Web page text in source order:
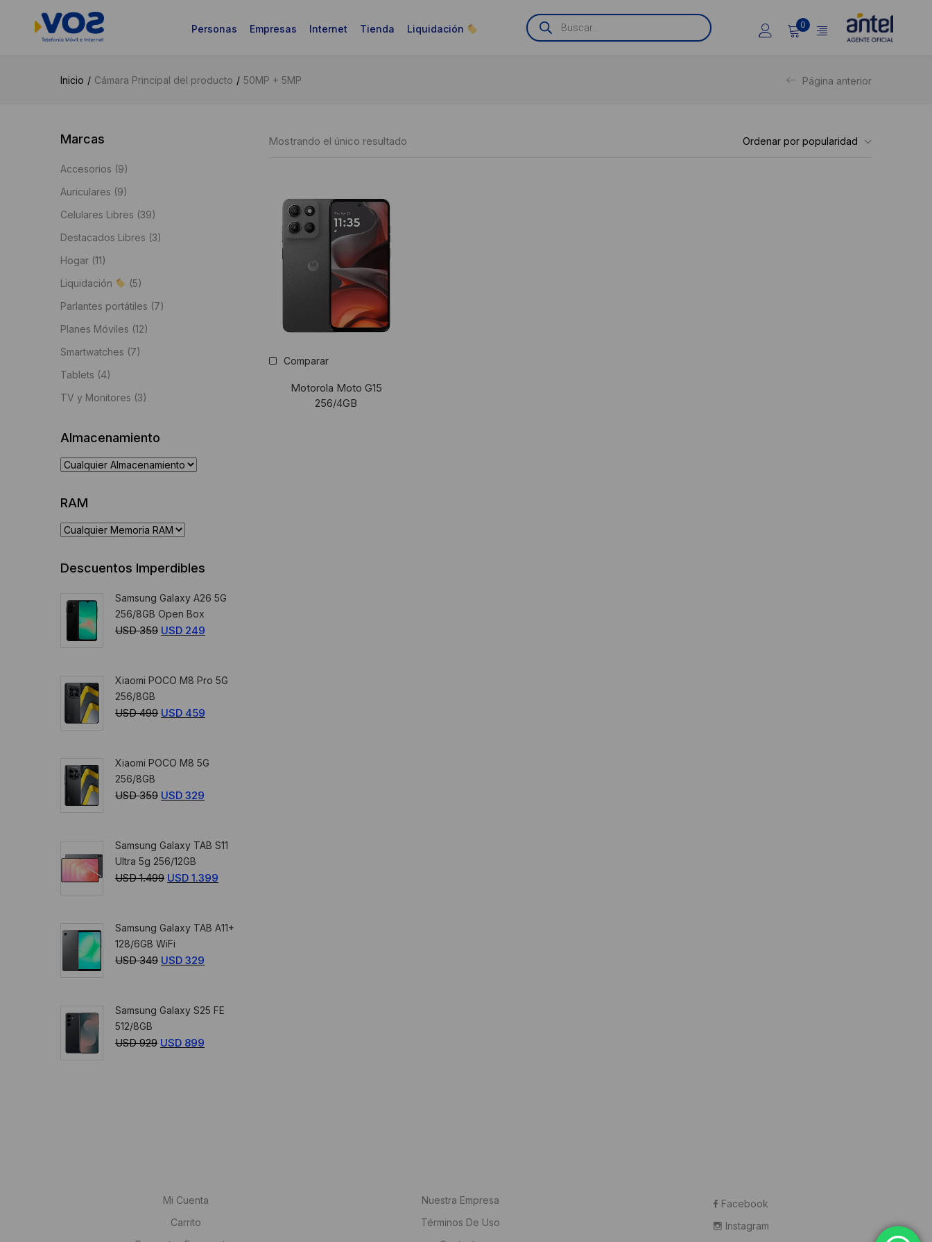
Personas Empresas Internet Tienda Liquidación
Búsqueda
de
productos
0
Inicio Cámara Principal del producto 50MP + 5MP Página anterior
Mostrando el único resultado Ordenar por popularidad
Comparar
Motorola Moto G15
256/4GB
Marcas
Accesorios (9)
Auriculares (9)
Celulares Libres (39)
Destacados Libres (3)
Hogar (11)
Liquidación
(5)
Parlantes portátiles (7)
Planes Móviles (12)
Smartwatches (7)
Tablets (4)
TV y Monitores (3)
Almacenamiento
RAM
Descuentos Imperdibles
Samsung Galaxy A26 5G
256/8GB Open Box
USD359 El
era:
359.
USD 249
es:
249.
Xiaomi POCO M8 Pro 5G
256/8GB
USD499 El
era:
499.
USD 459
es:
Xiaomi POCO M8 5G
256/8GB
USD359 El
era:
USD
359.
USD 329
es:
329.
Samsung Galaxy TAB S11
Ultra 5g 256/12GB
USD1.499 El
era:
USD
1.499.
USD 1.399
es:
Samsung Galaxy TAB A11+
128/6GB WiFi
USD349 El
era:
349.
USD 329
es:
329.
Samsung Galaxy S25 FE
512/8GB
USD929 El
USD 899
Mi Cuenta
Carrito
Nuestra Empresa
Términos De Uso
Facebook
Instagram